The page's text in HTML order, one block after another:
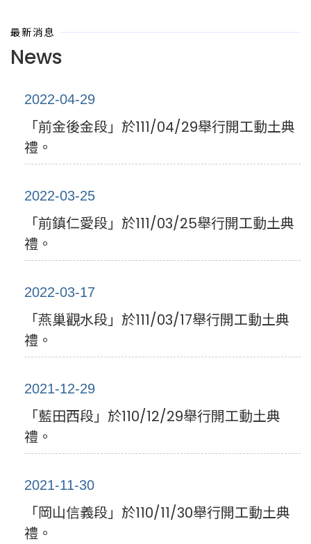
最新消息
News
2022-04-29
「前金後金段」於111/04/29舉行開工動土典
禮。
2022-03-25
「前鎮仁愛段」於111/03/25舉行開工動土典
禮。
2022-03-17
「燕巢觀水段」於111/03/17舉行開工動土典
禮。
2021-12-29
「藍田西段」於110/12/29舉行開工動土典
禮。
2021-11-30
「岡山信義段」於110/11/30舉行開工動土典
禮。